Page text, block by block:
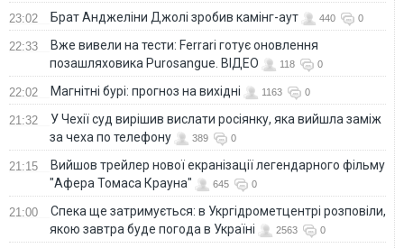
23:02 Брат Анджеліни Джолі зробив камінг-аут 440 0
22:33
Вже вивели на тести: Ferrari готує оновлення
позашляховика Purosangue. ВІДЕО
118 0
22:02 Магнітні бурі: прогноз на вихідні 1163 0
21:32
У Чехії суд вирішив вислати росіянку, яка вийшла заміж
за чеха по телефону
389 0
21:15
Вийшов трейлер нової екранізації легендарного фільму
"Афера Томаса Крауна"
645 0
21:00
Спека ще затримується: в Укргідрометцентрі розповіли,
якою завтра буде погода в Україні
2563 0